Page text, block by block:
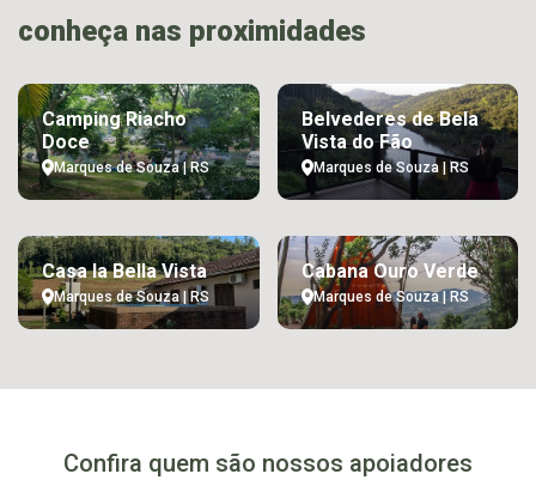
conheça nas proximidades
Camping Riacho
Doce
Marques de Souza | RS
Belvederes de Bela
Vista do Fão
Marques de Souza | RS
Casa la Bella Vista
Marques de Souza | RS
Cabana Ouro Verde
Marques de Souza | RS
Confira quem são nossos apoiadores